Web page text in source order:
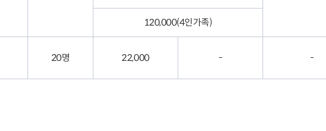
120,000(4인가족)
20명 22,000 - -